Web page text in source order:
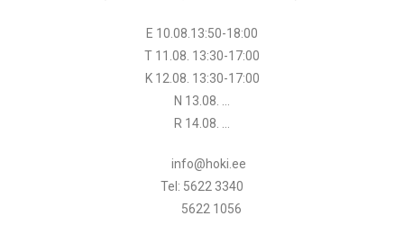
E 10.08.13:50-18:00
T 11.08. 13:30-17:00
K 12.08. 13:30-17:00
N 13.08. …
R 14.08. …
info@hoki.ee
Tel: 5622 3340
5622 1056